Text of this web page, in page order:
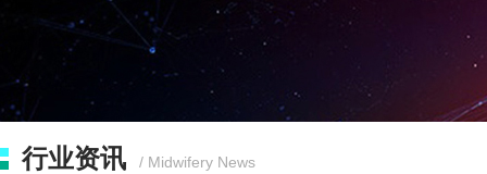
行业资讯 / Midwifery News